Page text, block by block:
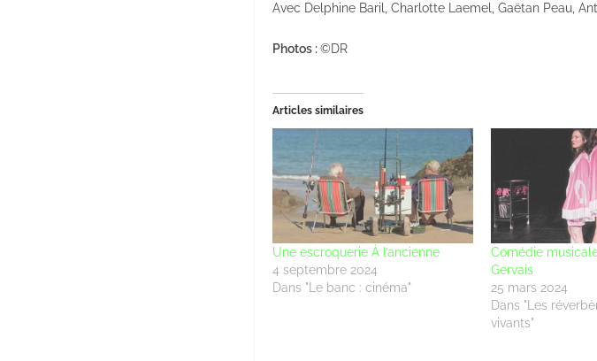
Avec Delphine Baril, Charlotte Laemel, Gaëtan Peau,
Photos :©DR
Articles similaires
Une escroquerie À l’ancienne
4 septembre 2024
Dans "Le banc : cinéma"
Comédie
Gervais
25 mars 2024
Dans "Les
vivants"